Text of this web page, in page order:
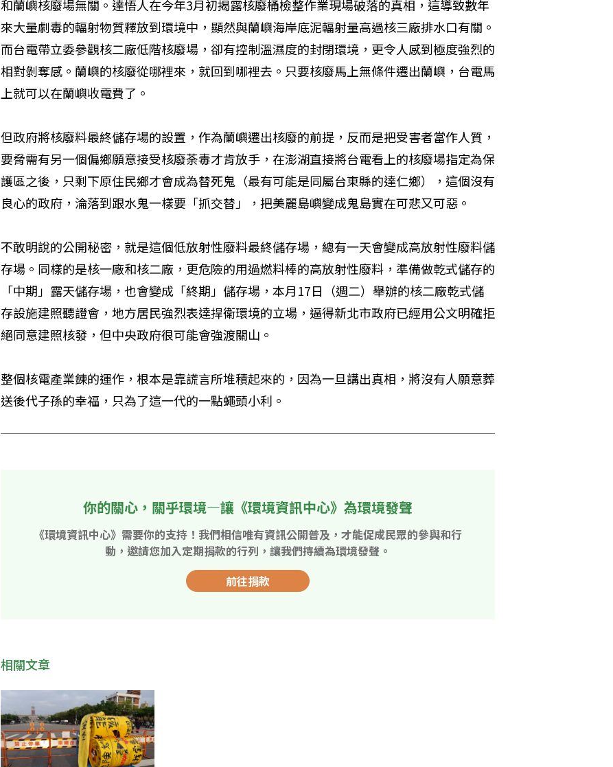
和蘭嶼核廢場無關。達悟人在今年3月初揭露核廢桶檢整作業現場破落的真相，這導致數年
來大量劇毒的輻射物質釋放到環境中，顯然與蘭嶼海岸底泥輻射量高過核三廠排水口有關。
而台電帶立委參觀核二廠低階核廢場，卻有控制溫濕度的封閉環境，更令人感到極度強烈的
相對剝奪感。蘭嶼的核廢從哪裡來，就回到哪裡去。只要核廢馬上無條件遷出蘭嶼，台電馬
上就可以在蘭嶼收電費了。
但政府將核廢料最終儲存場的設置，作為蘭嶼遷出核廢的前提，反而是把受害者當作人質，
要脅需有另一個偏鄉願意接受核廢荼毒才肯放手，在澎湖直接將台電看上的核廢場指定為保
護區之後，只剩下原住民鄉才會成為替死鬼（最有可能是同屬台東縣的達仁鄉），這個沒有
良心的政府，淪落到跟水鬼一樣要「抓交替」，把美麗島嶼變成鬼島實在可悲又可惡。
不敢明說的公開秘密，就是這個低放射性廢料最終儲存場，總有一天會變成高放射性廢料儲
存場。同樣的是核一廠和核二廠，更危險的用過燃料棒的高放射性廢料，準備做乾式儲存的
「中期」露天儲存場，也會變成「終期」儲存場，本月17日（週二）舉辦的核二廠乾式儲
存設施建照聽證會，地方居民強烈表達捍衛環境的立場，逼得新北市政府已經用公文明確拒
絕同意建照核發，但中央政府很可能會強渡關山。
整個核電產業鍊的運作，根本是靠謊言所堆積起來的，因為一旦講出真相，將沒有人願意葬
送後代子孫的幸福，只為了這一代的一點蠅頭小利。
你的關心，關乎環境—讓《環境資訊中心》為環境發聲
《環境資訊中心》需要你的支持！我們相信唯有資訊公開普及，才能促成民眾的參與和行
動，邀請您加入定期捐款的行列，讓我們持續為環境發聲。
前往捐款
相關文章